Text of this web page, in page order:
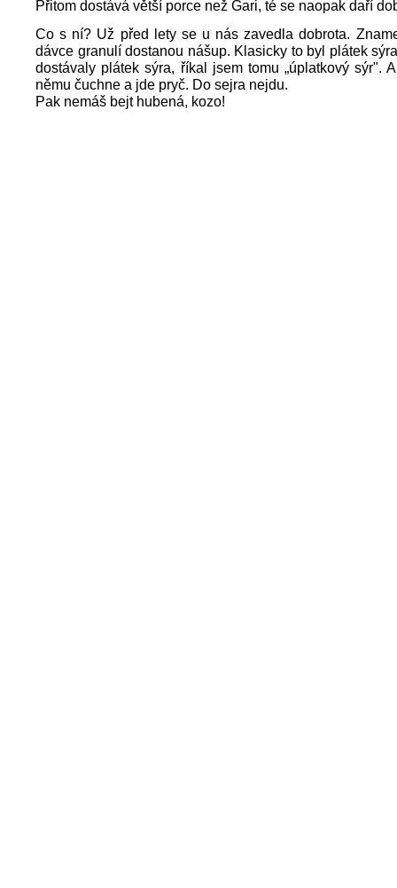
Přitom dostává větší porce než Gari, té se naopak daří
Co s ní? Už před lety se u nás zavedla dobrota.
dávce granulí dostanou nášup. Klasicky to byl plátek
dostávaly plátek sýra, říkal jsem tomu „úplatkový sýr".
němu čuchne a jde pryč. Do sejra nejdu.
Pak nemáš bejt hubená, kozo!